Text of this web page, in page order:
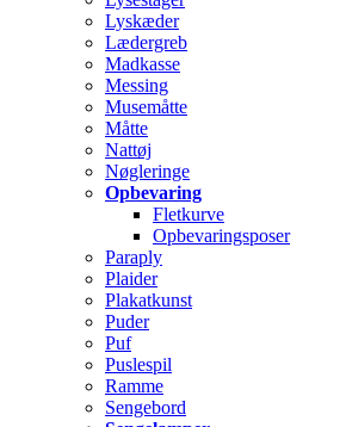
Lyskæder
Lædergreb
Madkasse
Messing
Musemåtte
Måtte
Nattøj
Nøgleringe
Opbevaring
Fletkurve
Opbevaringsposer
Paraply
Plaider
Plakatkunst
Puder
Puf
Puslespil
Ramme
Sengebord